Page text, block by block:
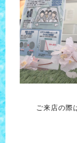
ご来店の際